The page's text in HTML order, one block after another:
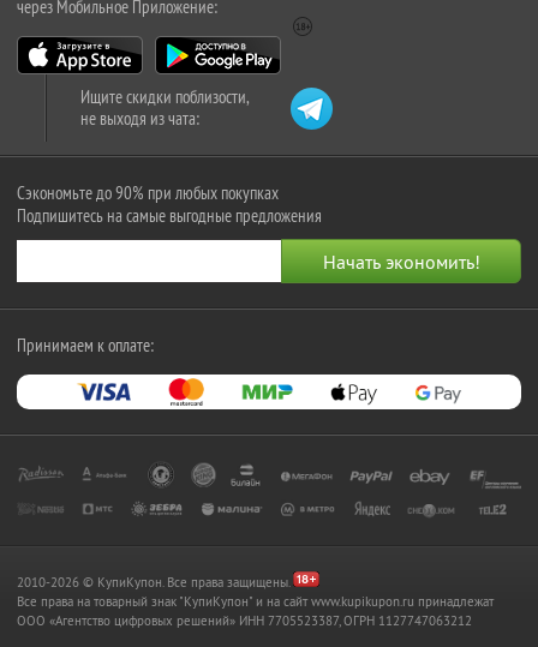
через Мобильное Приложение:
Ищите скидки поблизости,
не выходя из чата:
Сэкономьте до 90% при любых покупках
Подпишитесь на самые выгодные предложения
Принимаем к оплате:
2010-2026 © КупиКупон. Все права защищены.
Все права на товарный знак "КупиКупон" и на сайт www.kupikupon.ru принадлежат
OOO «Агентство цифровых решений» ИНН 7705523387, ОГРН 1127747063212